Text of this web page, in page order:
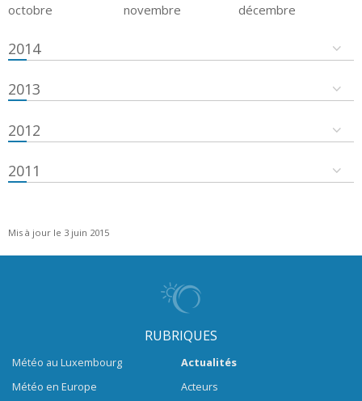
octobre
novembre décembre
2014
2013
2012
2011
Mis à jour le 3 juin 2015
RUBRIQUES
Météo au Luxembourg
Météo en Europe
Actualités
Acteurs